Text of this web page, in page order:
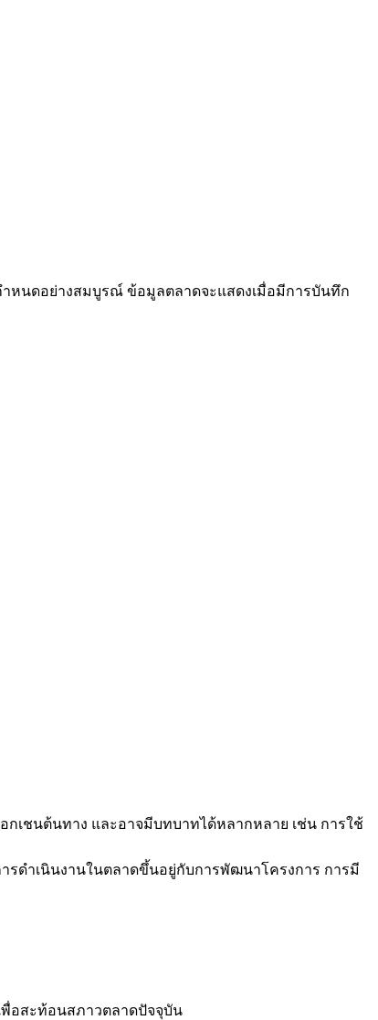
กำหนดอย่างสมบูรณ์ ข้อมูลตลาดจะแสดงเมื่อมีการบันทึก
กเชนต้นทาง และอาจมีบทบาทได้หลากหลาย เช่น การใช้
ดำเนินงานในตลาดขึ้นอยู่กับการพัฒนาโครงการ การมี
พื่อสะท้อนสภาวตลาดปัจจุบัน